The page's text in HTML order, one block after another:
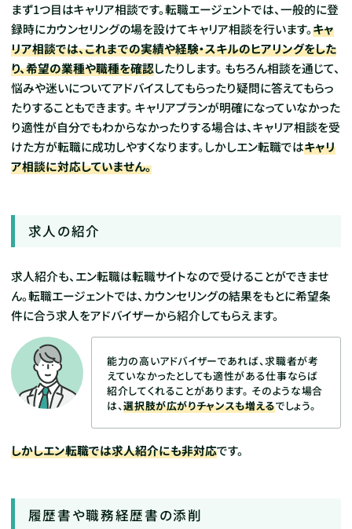
まず1つ目はキャリア相談です。転職エージェントでは、一般的に登
録時にカウンセリングの場を設けてキャリア相談を行います。キャ
リア相談では、これまでの実績や経験・スキルのヒアリングをした
り、希望の業種や職種を確認したりします。 もちろん相談を通じて、
悩みや迷いについてアドバイスしてもらったり疑問に答えてもらっ
たりすることもできます。 キャリアプランが明確になっていなかった
り適性が自分でもわからなかったりする場合は、キャリア相談を受
けた方が転職に成功しやすくなります。しかしエン転職ではキャリ
ア相談に対応していません。
求人の紹介
求人紹介も、エン転職は転職サイトなので受けることができませ
ん。転職エージェントでは、カウンセリングの結果をもとに希望条
件に合う求人をアドバイザーから紹介してもらえます。
能力の高いアドバイザーであれば、求職者が考
えていなかったとしても適性がある仕事ならば
紹介してくれることがあります。 そのような場合
は、選択肢が広がりチャンスも増えるでしょう。
しかしエン転職では求人紹介にも非対応です。
履歴書や職務経歴書の添削